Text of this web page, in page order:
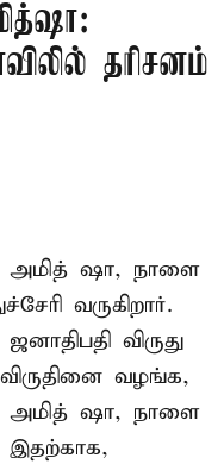
தரிசனம்
அமித் ஷா, நாளை
வருகிறார்.
விருது
வழங்க,
அமித் ஷா, நாளை
இதற்காக,